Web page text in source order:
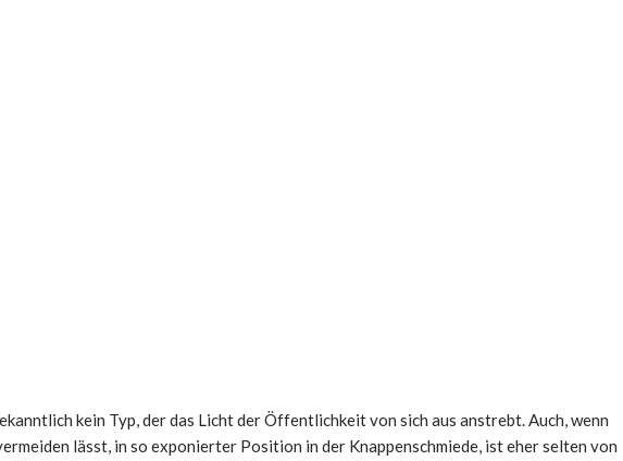
kein Typ, der das Licht der Öffentlichkeit von sich aus anstrebt. Auch, wenn
lässt, in so exponierter Position in der Knappenschmiede, ist eher selten von